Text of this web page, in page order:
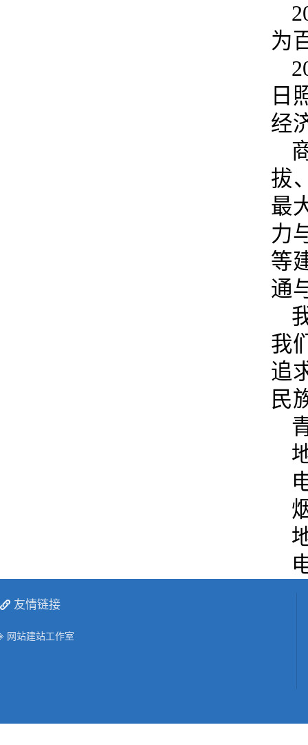
为
日
经
拔
最
力
等
通
我
追
民
友情链接
网站建站工作室